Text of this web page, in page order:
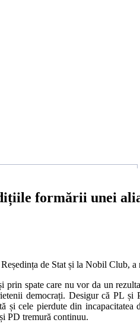
formării unei
de Stat și la Nobil Club,
prin spate care nu vor da un
democrați. Desigur că PL
și cele pierdute din
PD tremură continuu.